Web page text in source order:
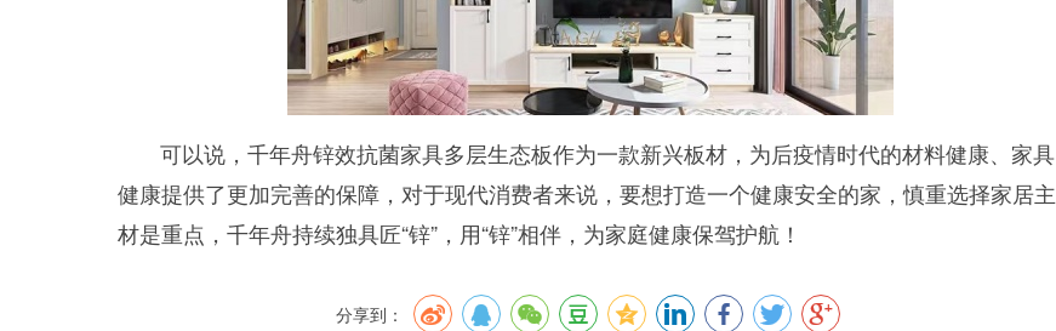
可以说，千年舟锌效抗菌家具多层生态板作为一款新兴板材，为后疫情时代的材料健康、家具
健康提供了更加完善的保障，对于现代消费者来说，要想打造一个健康安全的家，慎重选择家居主
材是重点，千年舟持续独具匠“锌”，用“锌”相伴 ， 为家庭健康保驾护航！
分享到：